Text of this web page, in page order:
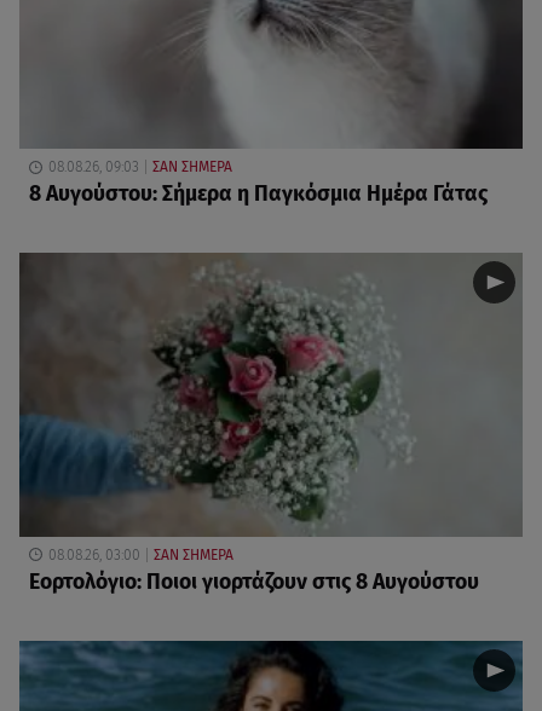
08.08.26, 09:03 ΣΑΝ ΣΗΜΕΡΑ
8 Αυγούστου: Σήμερα η Παγκόσμια Ημέρα Γάτας
08.08.26, 03:00 ΣΑΝ ΣΗΜΕΡΑ
Εορτολόγιο: Ποιοι γιορτάζουν στις 8 Αυγούστου